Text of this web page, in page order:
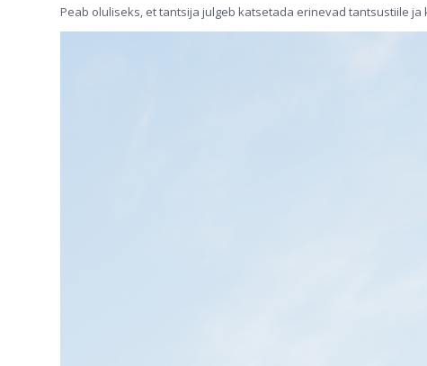
Peab oluliseks, et tantsija julgeb katsetada erinevad tantsustiile ja